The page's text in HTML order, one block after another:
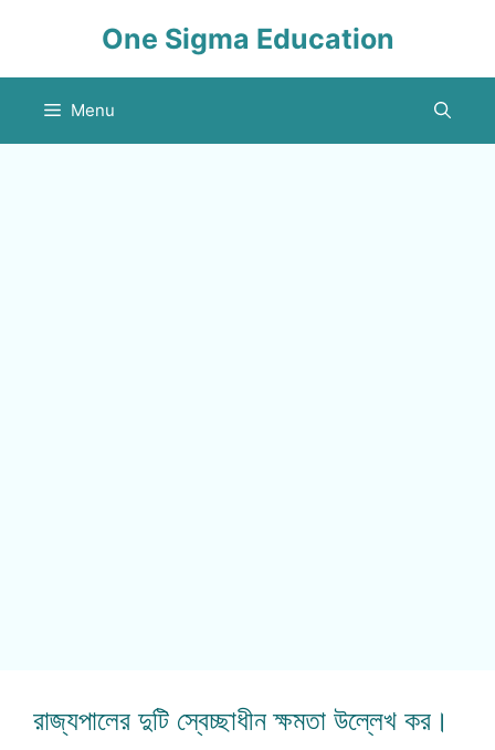
One Sigma Education
Menu
রাজ্যপালের দুটি স্বেচ্ছাধীন ক্ষমতা উল্লেখ কর।